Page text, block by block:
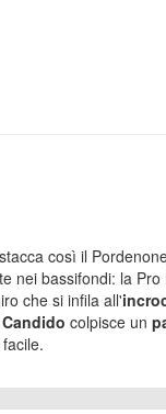
così il
nei bassifondi: la Pro
che si infila all'
Candido colpisce un